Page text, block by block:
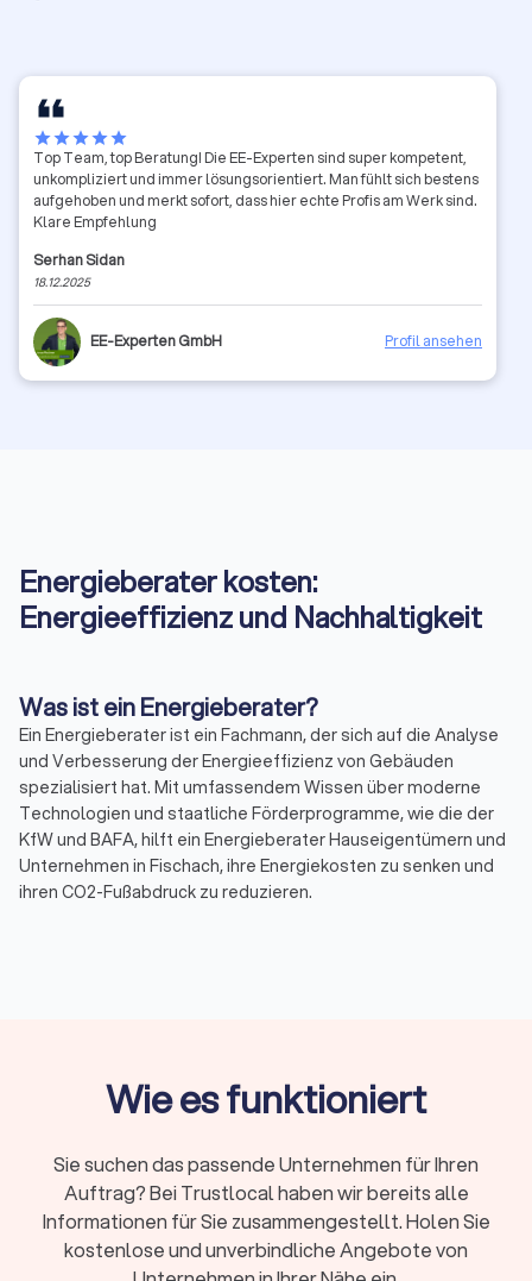
starstarstarstarstar
Top Team, top Beratung! Die EE-Experten sind super kompetent,
unkompliziert und immer lösungsorientiert. Man fühlt sich bestens
aufgehoben und merkt sofort, dass hier echte Profis am Werk sind.
Klare Empfehlung
Serhan Sidan
18.12.2025
EE-Experten GmbH Profil ansehen
Energieberater kosten:
Energieeffizienz und Nachhaltigkeit
Was ist ein Energieberater?
Ein Energieberater ist ein Fachmann, der sich auf die Analyse
und Verbesserung der Energieeffizienz von Gebäuden
spezialisiert hat. Mit umfassendem Wissen über moderne
Technologien und staatliche Förderprogramme, wie die der
KfW und BAFA, hilft ein Energieberater Hauseigentümern und
Unternehmen in Fischach, ihre Energiekosten zu senken und
ihren CO2-Fußabdruck zu reduzieren.
können Energieberater Einsparpotenziale identifizieren und
individuelle Sanierungsfahrpläne erstellen. Dies führt nicht
einer verbesserten Umweltbilanz.
Kosten und Förderung der Energieberatung in
Wie es funktioniert
Sie suchen das passende Unternehmen für Ihren
Auftrag? Bei Trustlocal haben wir bereits alle
Informationen für Sie zusammengestellt. Holen Sie
kostenlose und unverbindliche Angebote von